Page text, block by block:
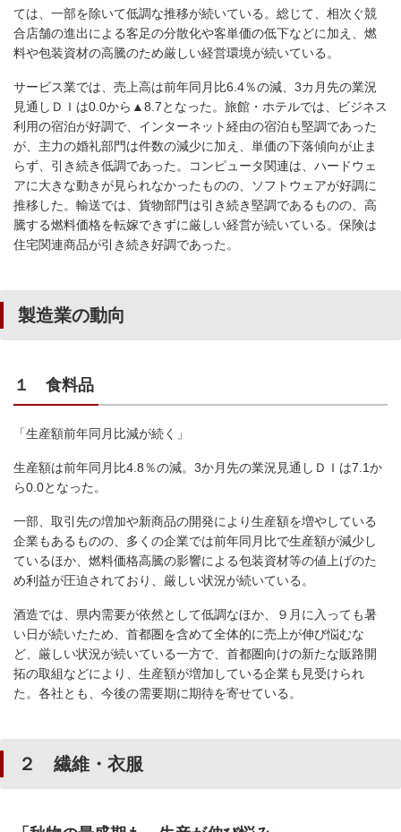
ては、一部を除いて低調な推移が続いている。総じて、相次ぐ競
合店舗の進出による客足の分散化や客単価の低下などに加え、燃
料や包装資材の高騰のため厳しい経営環境が続いている。
サービス業では、売上高は前年同月比6.4％の減、3カ月先の業況
見通しＤＩは0.0から▲8.7となった。旅館・ホテルでは、ビジネス
利用の宿泊が好調で、インターネット経由の宿泊も堅調であった
が、主力の婚礼部門は件数の減少に加え、単価の下落傾向が止ま
らず、引き続き低調であった。コンピュータ関連は、ハードウェ
アに大きな動きが見られなかったものの、ソフトウェアが好調に
推移した。輸送では、貨物部門は引き続き堅調であるものの、高
騰する燃料価格を転嫁できずに厳しい経営が続いている。保険は
住宅関連商品が引き続き好調であった。
製造業の動向
１ 食料品
「生産額前年同月比減が続く」
生産額は前年同月比4.8％の減。3か月先の業況見通しＤＩは7.1か
ら0.0となった。
一部、取引先の増加や新商品の開発により生産額を増やしている
企業もあるものの、多くの企業では前年同月比で生産額が減少し
ているほか、燃料価格高騰の影響による包装資材等の値上げのた
め利益が圧迫されており、厳しい状況が続いている。
酒造では、県内需要が依然として低調なほか、９月に入っても暑
い日が続いたため、首都圏を含めて全体的に売上が伸び悩むな
ど、厳しい状況が続いている一方で、首都圏向けの新たな販路開
拓の取組などにより、生産額が増加している企業も見受けられ
た。各社とも、今後の需要期に期待を寄せている。
２ 繊維・衣服